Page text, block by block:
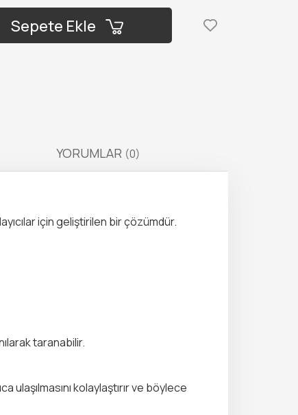
Sepete Ekle
YORUMLAR (0)
için geliştirilen bir çözümdür.
taranabilir.
ulaşılmasını kolaylaştırır ve böylece